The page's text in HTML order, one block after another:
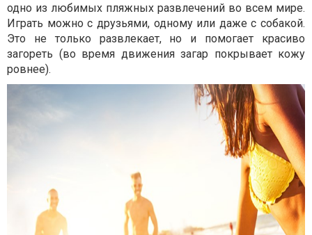
одно из любимых пляжных развлечений во всем мире.
Играть можно с друзьями, одному или даже с собакой.
Это не только развлекает, но и помогает красиво
загореть (во время движения загар покрывает кожу
ровнее).